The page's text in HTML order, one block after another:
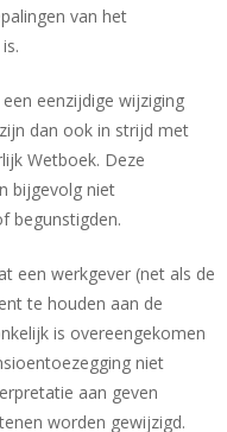
van het
eenzijdige wijziging
dan ook in strijd met
Wetboek. Deze
bijgevolg niet
begunstigden.
een werkgever (net als de
te houden aan de
is overeengekomen
niet
aan geven
worden gewijzigd.